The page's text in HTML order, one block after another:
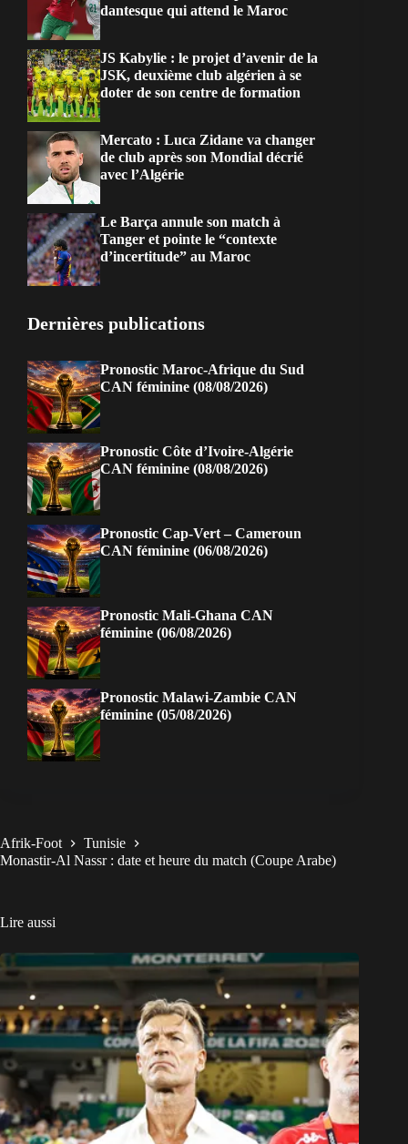
dantesque qui attend le Maroc
JS Kabylie : le projet d’avenir de la
JSK, deuxième club algérien à se
doter de son centre de formation
Mercato : Luca Zidane va changer
de club après son Mondial décrié
avec l’Algérie
Le Barça annule son match à
Tanger et pointe le “contexte
d’incertitude” au Maroc
Dernières publications
Pronostic Maroc-Afrique du Sud
CAN féminine (08/08/2026)
Pronostic Côte d’Ivoire-Algérie
CAN féminine (08/08/2026)
Pronostic Cap-Vert – Cameroun
CAN féminine (06/08/2026)
Pronostic Mali-Ghana CAN
féminine (06/08/2026)
Pronostic Malawi-Zambie CAN
féminine (05/08/2026)
Afrik-Foot
Tunisie
Monastir-Al Nassr : date et heure du match (Coupe Arabe)
Lire aussi